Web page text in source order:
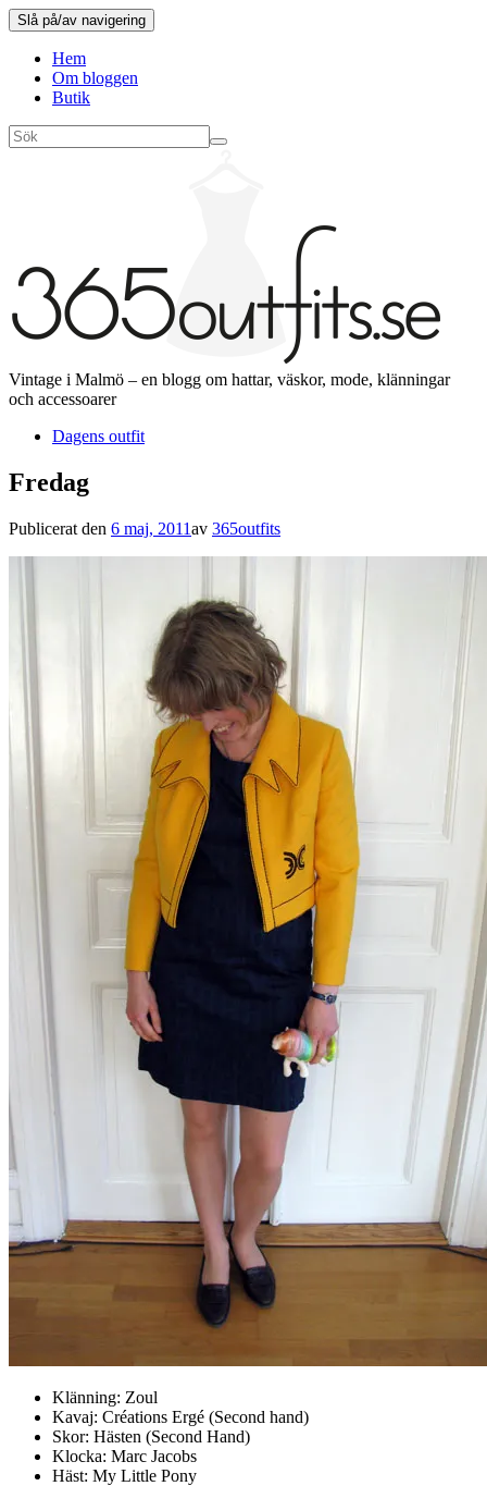
Slå på/av navigering
Hem
Om bloggen
Butik
Vintage i Malmö – en blogg om hattar, väskor, mode, klänningar
och accessoarer
Dagens outfit
Fredag
Publicerat den 6 maj, 2011av 365outfits
Klänning: Zoul
Kavaj: Créations Ergé (Second hand)
Skor: Hästen (Second Hand)
Klocka: Marc Jacobs
Häst: My Little Pony